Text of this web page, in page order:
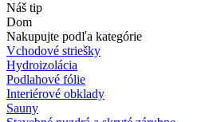
Náš tip
Dom
Nakupujte podľa kategórie
Vchodové striešky
Hydroizolácia
Podlahové fólie
Interiérové obklady
Sauny